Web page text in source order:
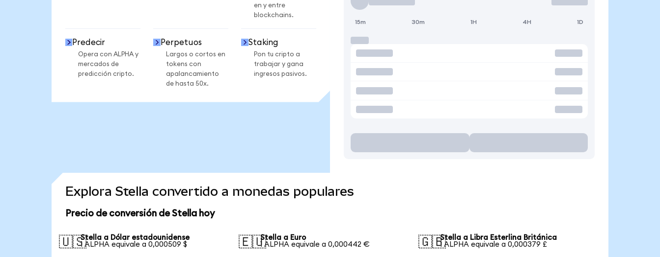
en y entre
blockchains.
Predecir
Opera con ALPHA y
mercados de
predicción cripto.
Perpetuos
Largos o cortos en
tokens con
apalancamiento
de hasta 50x.
Staking
Pon tu cripto a
trabajar y gana
ingresos pasivos.
15m 30m 1H 4H 1D
Explora Stella convertido a monedas populares
Precio de conversión de Stella hoy
🇺🇸Stella a Dólar estadounidense
1 ALPHA equivale a 0,000509 $
🇪🇺Stella a Euro
1 ALPHA equivale a 0,000442 €
🇬🇧Stella a Libra Esterlina Británica
1 ALPHA equivale a 0,000379 £